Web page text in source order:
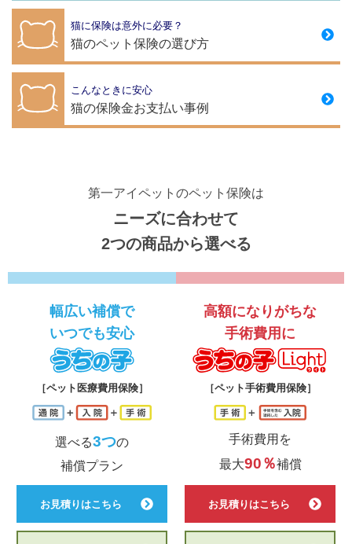
猫に保険は意外に必要？
猫のペット保険の選び方
こんなときに安心
猫の保険金お支払い事例
第一アイペットのペット保険は
ニーズに合わせて
2つの商品から選べる
幅広い補償で
いつでも安心
うちの子
［ペット医療費用保険］
選べる3つの
補償プラン
お見積りはこちら
高額になりがちな
手術費用に
［ペット手術費用保険］
手術費用を
最大90％補償
お見積りはこちら